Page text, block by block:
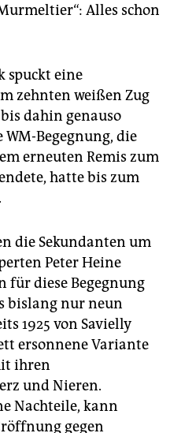
Alles schon
spuckt eine
zehnten weißen Zug
dahin genauso
Begegnung, die
erneuten Remis zum
hatte bis zum
die Sekundanten um
Peter Heine
für diese Begegnung
bislang nur neun
1925 von Savielly
ersonnene Variante
ihren
und Nieren.
Nachteile, kann
gegen